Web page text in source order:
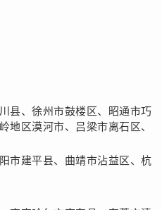
县、徐州市鼓楼区、昭通市巧
地区漠河市、吕梁市离石区、
市建平县、曲靖市沾益区、杭